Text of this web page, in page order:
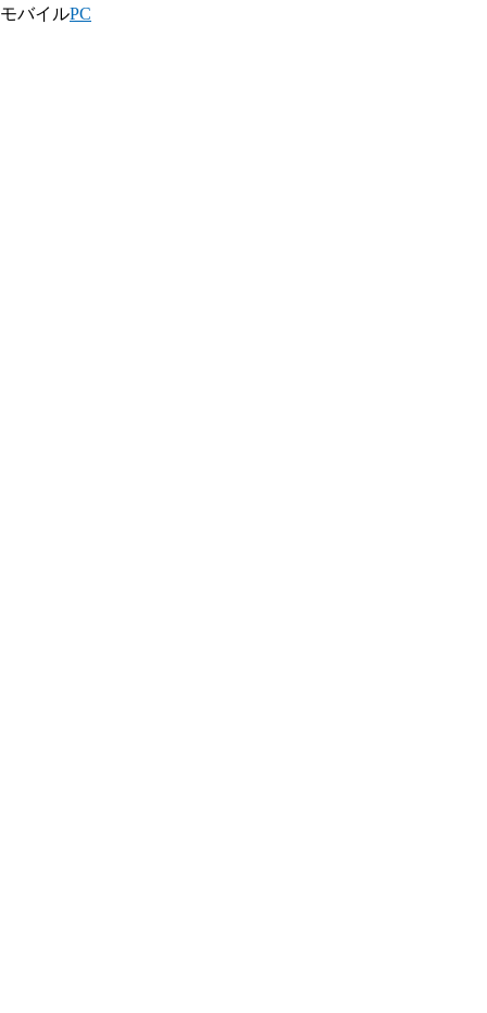
モバイルPC